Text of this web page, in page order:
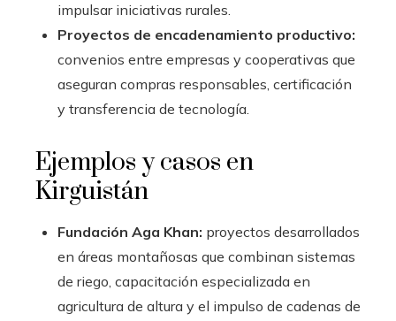
impulsar iniciativas rurales.
Proyectos de encadenamiento productivo:
convenios entre empresas y cooperativas que
aseguran compras responsables, certificación
y transferencia de tecnología.
Ejemplos y casos en
Kirguistán
Fundación Aga Khan: proyectos desarrollados
en áreas montañosas que combinan sistemas
de riego, capacitación especializada en
agricultura de altura y el impulso de cadenas de